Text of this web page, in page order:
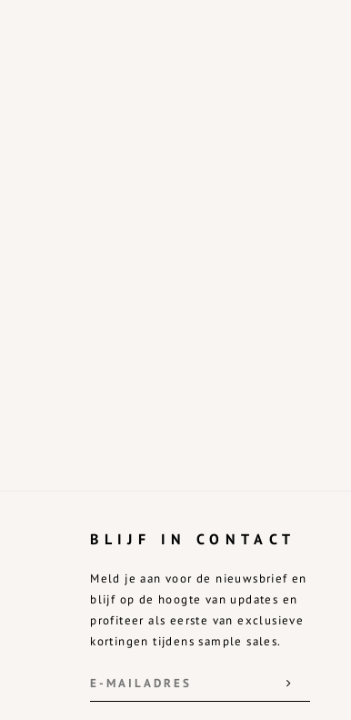
BLIJF IN CONTACT
Meld je aan voor de nieuwsbrief en
blijf op de hoogte van updates en
profiteer als eerste van exclusieve
kortingen tijdens sample sales.